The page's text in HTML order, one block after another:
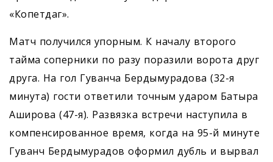
«Копетдаг».
Матч получился упорным. К началу второго
тайма соперники по разу поразили ворота друг
друга. На гол Гуванча Бердымурадова (32-я
минута) гости ответили точным ударом Батыра
Аширова (47-я). Развязка встречи наступила в
компенсированное время, когда на 95-й минуте
Гуванч Бердымурадов оформил дубль и вырвал